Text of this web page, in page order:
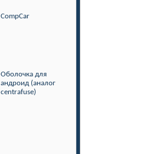
CompCar
Оболочка для
андроид (аналог
centrafuse)